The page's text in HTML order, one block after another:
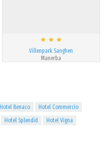
Villenpark Sanghen
Manerba
Hotel Benaco
Hotel Commercio
Hotel Splendid Hotel Vigna